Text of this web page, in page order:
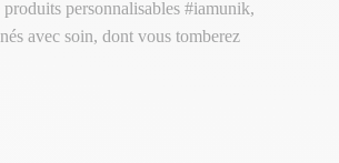
personnalisables #iamunik,
avec soin, dont vous tomberez